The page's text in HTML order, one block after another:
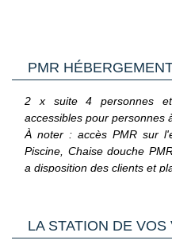
Gare de Bourg Saint
(réservation conseillée).
permettront de vous
Arcs.
Arrêt Gare routière Le
(jusqu'à 20h) ou navette "Le
Informations et horaires
https://www.lesarcs.com/
PMR
2 x suite 4 personnes
accessibles pour personnes
À noter : accès PMR sur
Piscine, Chaise douche
a disposition des clients et
LA STATION DE VOS